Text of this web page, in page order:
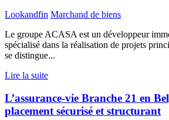
Lookandfin Marchand de biens
Le groupe ACASA est un développeur
spécialisé dans la réalisation de projets
se distingue...
Lire la suite
L’assurance-vie Branche 21 en
placement sécurisé et structurant